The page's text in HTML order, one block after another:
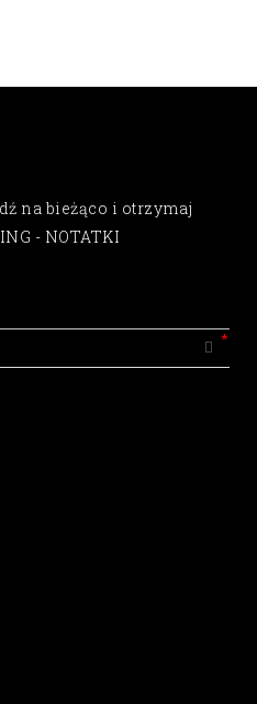
na bieżąco i otrzymaj
- NOTATKI